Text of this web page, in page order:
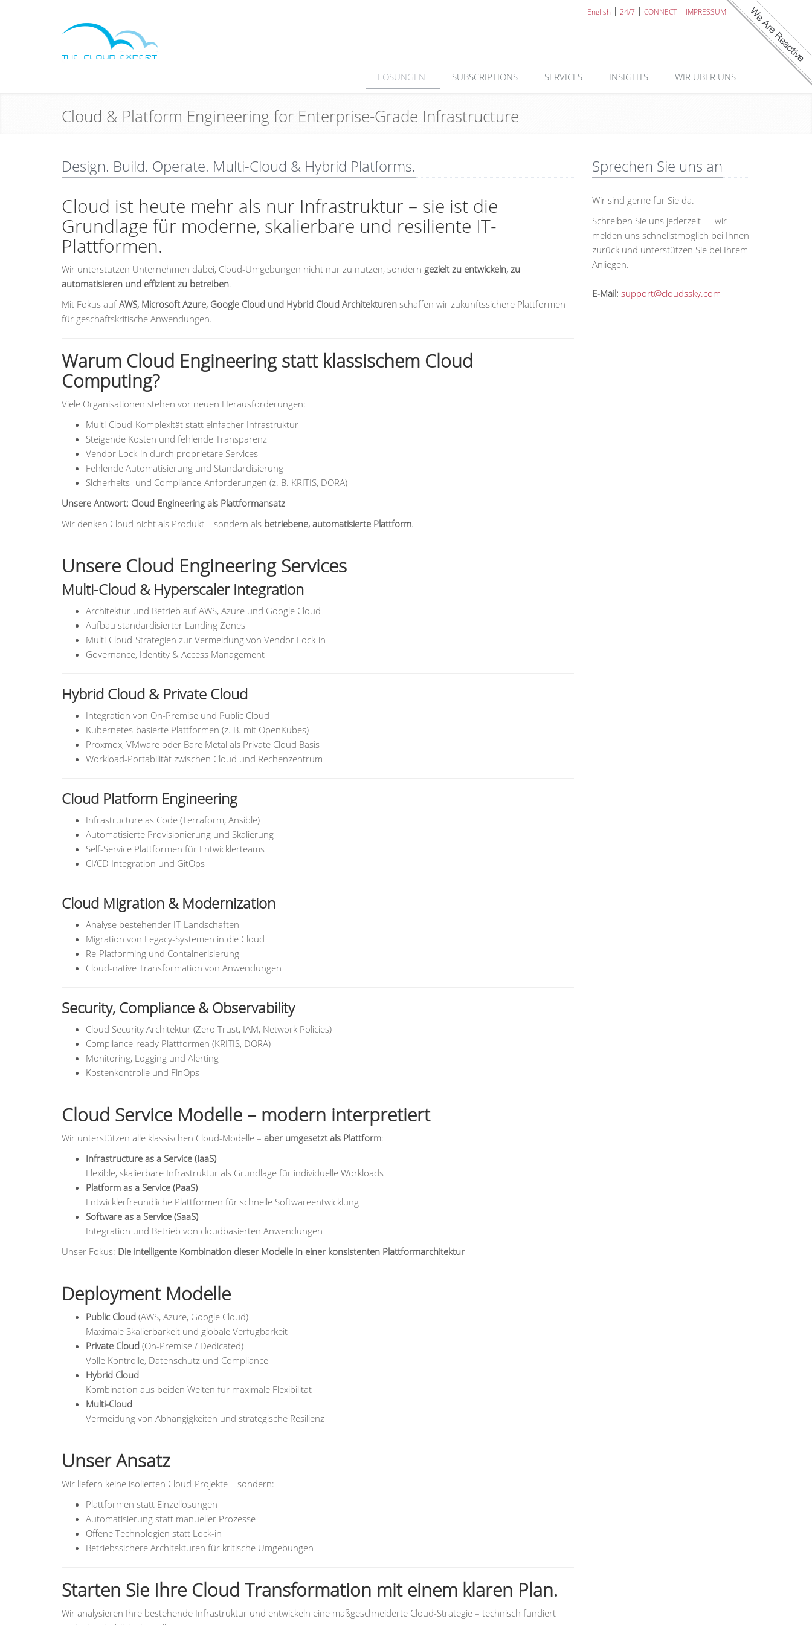
English 24/7 CONNECT IMPRESSUM
LÖSUNGEN SUBSCRIPTIONS SERVICES INSIGHTS WIR ÜBER UNS
Cloud & Platform Engineering for Enterprise-Grade Infrastructure
Design. Build. Operate. Multi-Cloud & Hybrid Platforms.
Cloud ist heute mehr als nur Infrastruktur – sie ist die
Grundlage für moderne, skalierbare und resiliente IT-
Plattformen.
Wir unterstützen Unternehmen dabei, Cloud-Umgebungen nicht nur zu nutzen, sondern gezielt zu entwickeln, zu
automatisieren und effizient zu betreiben.
Mit Fokus aufAWS, Microsoft Azure, Google Cloud und Hybrid Cloud Architekturen schaffen wir zukunftssichere Plattformen
für geschäftskritische Anwendungen.
Warum Cloud Engineering statt klassischem Cloud
Computing?
Viele Organisationen stehen vor neuen Herausforderungen:
Multi-Cloud-Komplexität statt einfacher Infrastruktur
Steigende Kosten und fehlende Transparenz
Vendor Lock-in durch proprietäre Services
Fehlende Automatisierung und Standardisierung
Sicherheits- und Compliance-Anforderungen (z. B. KRITIS, DORA)
Unsere Antwort: Cloud Engineering als Plattformansatz
Wir denken Cloud nicht als Produkt – sondern als betriebene, automatisierte Plattform.
Unsere Cloud Engineering Services
Multi-Cloud & Hyperscaler Integration
Architektur und Betrieb auf AWS, Azure und Google Cloud
Aufbau standardisierter Landing Zones
Multi-Cloud-Strategien zur Vermeidung von Vendor Lock-in
Governance, Identity & Access Management
Hybrid Cloud & Private Cloud
Integration von On-Premise und Public Cloud
Kubernetes-basierte Plattformen (z. B. mit OpenKubes)
Proxmox, VMware oder Bare Metal als Private Cloud Basis
Workload-Portabilität zwischen Cloud und Rechenzentrum
Cloud Platform Engineering
Infrastructure as Code (Terraform, Ansible)
Automatisierte Provisionierung und Skalierung
Self-Service Plattformen für Entwicklerteams
CI/CD Integration und GitOps
Cloud Migration & Modernization
Analyse bestehender IT-Landschaften
Migration von Legacy-Systemen in die Cloud
Re-Platforming und Containerisierung
Cloud-native Transformation von Anwendungen
Security, Compliance & Observability
Cloud Security Architektur (Zero Trust, IAM, Network Policies)
Compliance-ready Plattformen (KRITIS, DORA)
Monitoring, Logging und Alerting
Kostenkontrolle und FinOps
Cloud Service Modelle – modern interpretiert
Wir unterstützen alle klassischen Cloud-Modelle – aber umgesetzt als Plattform:
Infrastructure as a Service (IaaS)
Flexible, skalierbare Infrastruktur als Grundlage für individuelle Workloads
Platform as a Service (PaaS)
Entwicklerfreundliche Plattformen für schnelle Softwareentwicklung
Software as a Service (SaaS)
Integration und Betrieb von cloudbasierten Anwendungen
Unser Fokus: Die intelligente Kombination dieser Modelle in einer konsistenten Plattformarchitektur
Deployment Modelle
Public Cloud (AWS, Azure, Google Cloud)
Maximale Skalierbarkeit und globale Verfügbarkeit
Private Cloud (On-Premise / Dedicated)
Volle Kontrolle, Datenschutz und Compliance
Hybrid Cloud
Kombination aus beiden Welten für maximale Flexibilität
Multi-Cloud
Vermeidung von Abhängigkeiten und strategische Resilienz
Unser Ansatz
Wir liefern keine isolierten Cloud-Projekte – sondern:
Plattformen statt Einzellösungen
Automatisierung statt manueller Prozesse
Offene Technologien statt Lock-in
Betriebssichere Architekturen für kritische Umgebungen
Starten Sie Ihre Cloud Transformation mit einem klaren Plan.
Wir analysieren Ihre bestehende Infrastruktur und entwickeln eine maßgeschneiderte Cloud-Strategie – technisch fundiert
Sprechen Sie uns an
Wir sind gerne für Sie da.
Schreiben Sie uns jederzeit — wir
melden uns schnellstmöglich bei Ihnen
zurück und unterstützen Sie bei Ihrem
Anliegen.
E-Mail: support@cloudssky.com